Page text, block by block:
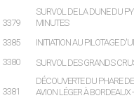
3379
SURVOL DE LA DUNE DU
MINUTES
3385
INITIATION AU PILOTAGE
3380
SURVOL DES GRANDS
3381
DÉCOUVERTE DU PHARE
AVION LÉGER À BORDEAUX